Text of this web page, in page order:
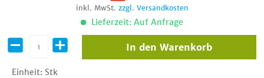
inkl. MwSt. zzgl. Versandkosten
Lieferzeit: Auf Anfrage
Einheit: Stk
In den Warenkorb